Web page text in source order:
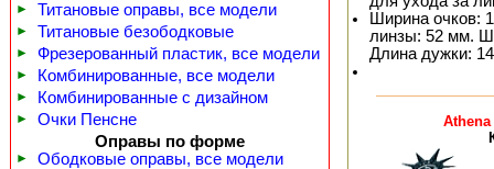
► Титановые оправы, все модели
► Титановые безободковые
► Фрезерованный пластик, все модели
► Комбинированные, все модели
► Комбинированные с дизайном
►
Очки Пенсне
Оправы по форме
► Ободковые оправы, все модели
Ширина очков:
линзы: 52 мм.
Длина дужки: